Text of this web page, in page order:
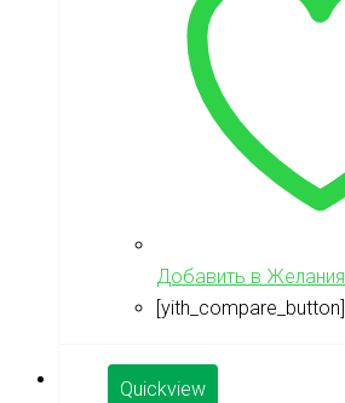
Добавить в Желания
[yith_compare_button]
Quickview